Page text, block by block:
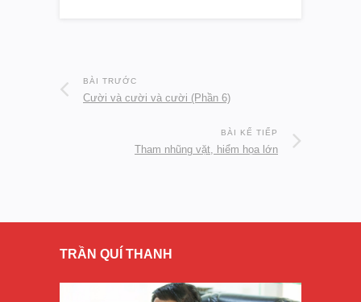
BÀI TRƯỚC
Cười và cười và cười (Phần 6)
BÀI KẾ TIẾP
Tham nhũng vặt, hiểm họa lớn
TRẦN QUÍ THANH